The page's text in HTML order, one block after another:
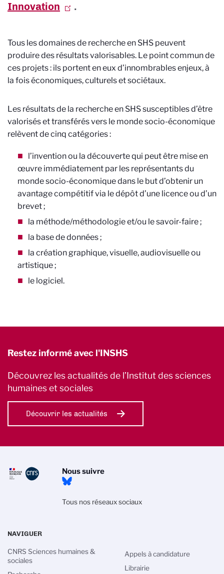
Innovation
.
Tous les domaines de recherche en SHS peuvent
produire des résultats valorisables. Le point commun de
ces projets : ils portent en eux d’innombrables enjeux, à
la fois économiques, culturels et sociétaux.
Les résultats de la recherche en SHS susceptibles d’être
valorisés et transférés vers le monde socio-économique
relèvent de cinq catégories :
l’invention ou la découverte qui peut être mise en
œuvre immédiatement par les représentants du
monde socio-économique dans le but d’obtenir un
avantage compétitif via le dépôt d’une licence ou d’un
brevet ;
la méthode/méthodologie et/ou le savoir-faire ;
la base de données ;
la création graphique, visuelle, audiovisuelle ou
artistique ;
le logiciel.
Restez informé avec l'INSHS
Découvrez les actualités de l’Institut des sciences
humaines et sociales
Découvrir les actualités
Nous suivre
Tous nos réseaux sociaux
NAVIGUER
CNRS Sciences humaines &
sociales
Appels à candidature
Librairie